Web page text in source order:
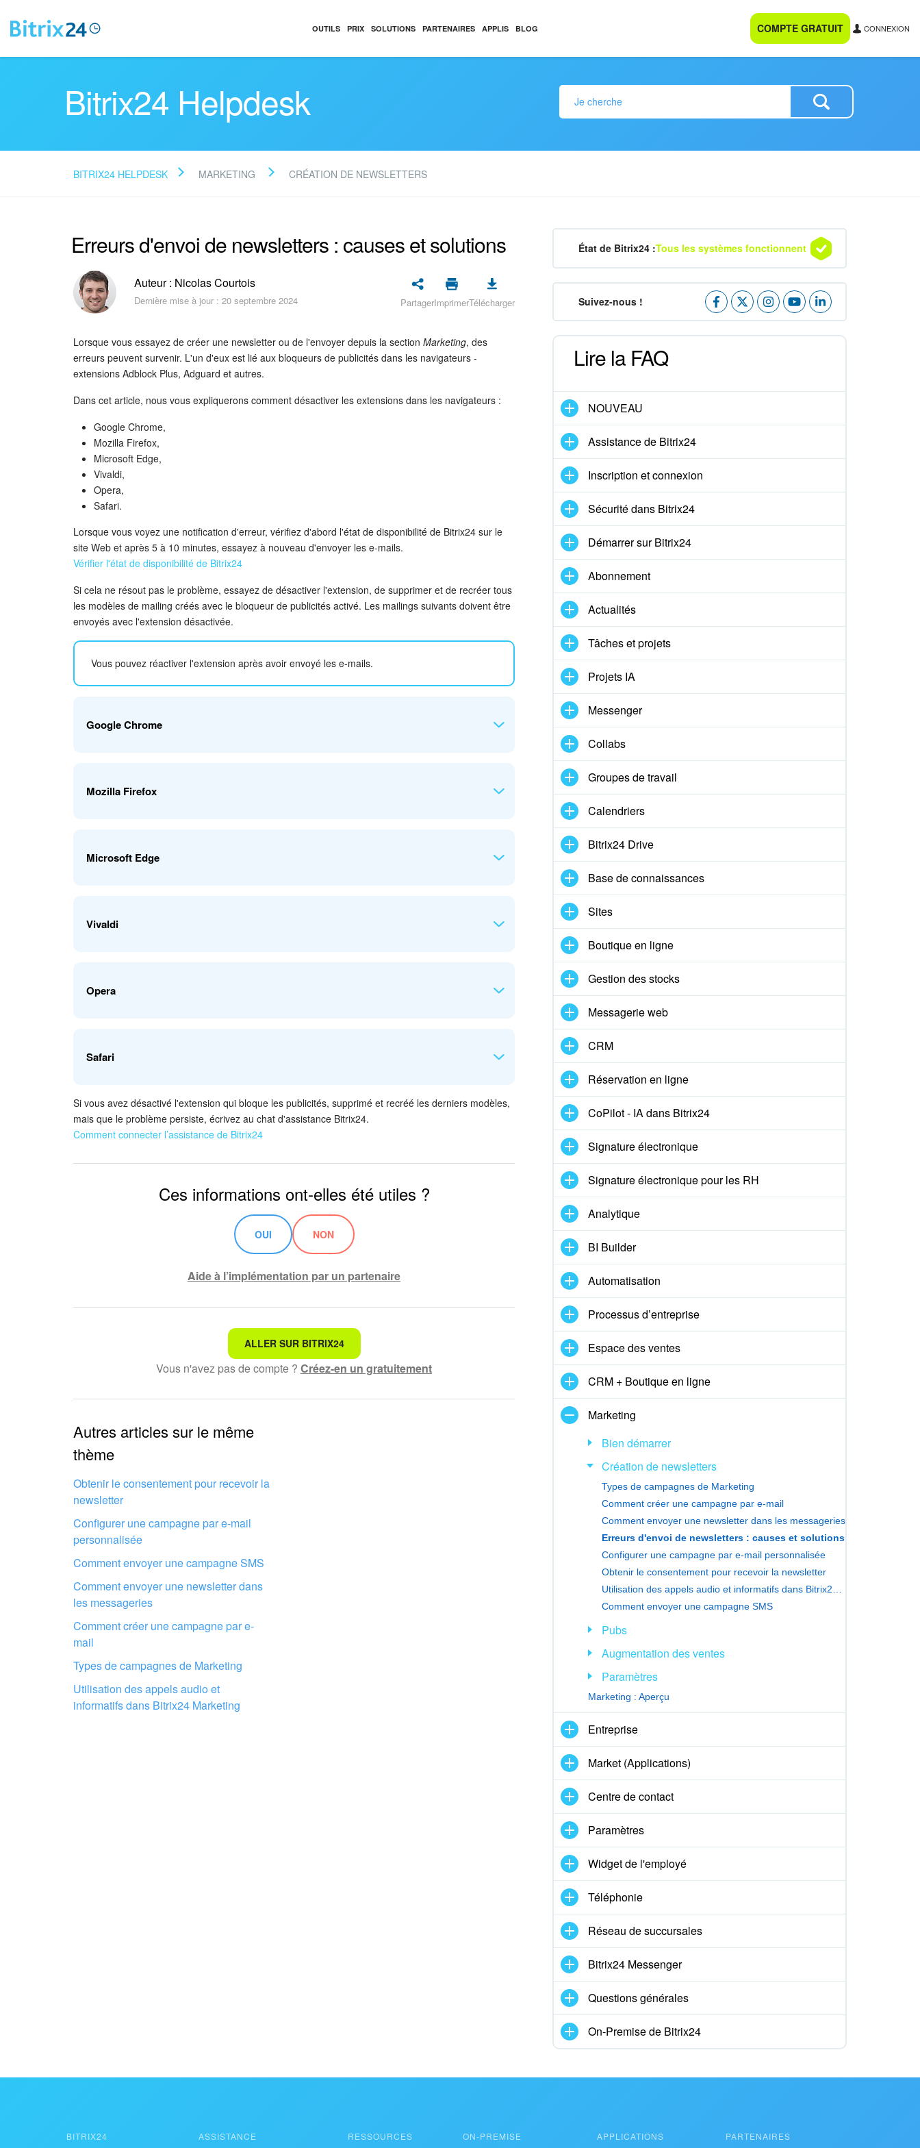
OUTILS PRIX SOLUTIONS PARTENAIRES APPLIS BLOG COMPTE GRATUIT CONNEXION
Bitrix24 Helpdesk
BITRIX24 HELPDESK MARKETING CRÉATION DE NEWSLETTERS
Erreurs d'envoi de newsletters : causes et solutions
Auteur : Nicolas Courtois
Dernière mise à jour : 20 septembre 2024 PartagerImprimerTélécharger
Lorsque vous essayez de créer une newsletter ou de l'envoyer depuis la section Marketing, des
erreurs peuvent survenir. L'un d'eux est lié aux bloqueurs de publicités dans les navigateurs -
extensions Adblock Plus, Adguard et autres.
Dans cet article, nous vous expliquerons comment désactiver les extensions dans les navigateurs :
Google Chrome,
Mozilla Firefox,
Microsoft Edge,
Vivaldi,
Opera,
Safari.
Lorsque vous voyez une notification d'erreur, vérifiez d'abord l'état de disponibilité de Bitrix24 sur le
site Web et après 5 à 10 minutes, essayez à nouveau d'envoyer les e-mails.
Vérifier l'état de disponibilité de Bitrix24
Si cela ne résout pas le problème, essayez de désactiver l'extension, de supprimer et de recréer tous
les modèles de mailing créés avec le bloqueur de publicités activé. Les mailings suivants doivent être
envoyés avec l'extension désactivée.
Vous pouvez réactiver l'extension après avoir envoyé les e-mails.
Google Chrome
Cliquez surTrois points ( ⋮ ) - Extensions - Gérer les extensions
Mozilla Firefox
l'extension qui bloque les publicités et désactivez-la.
Microsoft Edge
extensions
Vivaldi
les publicités et désactivez-la.
Opera
avez besoin.
Safari
Dans les paramètres du navigateur, cliquez sur Safari - Réglages
bloque les publicités et désactivez-la - décochez la case.
Si vous avez désactivé l'extension qui bloque les publicités, supprimé et recréé les derniers modèles,
mais que le problème persiste, écrivez au chat d'assistance Bitrix24.
Comment connecter l’assistance de Bitrix24
Ces informations ont-elles été utiles ?
OUI NON
Aide à l’implémentation par un partenaire
Ce n'est pas ce que je recherche
Les informations sont obsolètes
Faites configurer votre compte Bitrix24
par des professionnels locaux
TROUVER UN PARTENAIRE BITRIX24 À PROXIMITÉ
ALLER SUR BITRIX24
Vous n'avez pas de compte ? Créez-en un gratuitement
Autres articles sur le même
thème
Obtenir le consentement pour recevoir la
newsletter
Configurer une campagne par e-mail
personnalisée
Comment envoyer une campagne SMS
Comment envoyer une newsletter dans
les messageries
Comment créer une campagne par e-
mail
Types de campagnes de Marketing
Utilisation des appels audio et
informatifs dans Bitrix24 Marketing
État de Bitrix24 :Tous les systèmes fonctionnent
Suivez-nous !
Lire la FAQ
NOUVEAU
Assistance de Bitrix24
Inscription et connexion
Sécurité dans Bitrix24
Démarrer sur Bitrix24
Abonnement
Actualités
Tâches et projets
Projets IA
Messenger
Collabs
Groupes de travail
Calendriers
Bitrix24 Drive
Base de connaissances
Sites
Boutique en ligne
Gestion des stocks
Messagerie web
CRM
Réservation en ligne
CoPilot - IA dans Bitrix24
Signature électronique
Signature électronique pour les RH
Analytique
BI Builder
Automatisation
Processus d’entreprise
Espace des ventes
CRM + Boutique en ligne
Marketing
Bien démarrer
Création de newsletters
Types de campagnes de Marketing
Comment créer une campagne par e-mail
Comment envoyer une newsletter dans les messageries
Erreurs d'envoi de newsletters : causes et solutions
Configurer une campagne par e-mail personnalisée
Obtenir le consentement pour recevoir la newsletter
Comment envoyer une campagne SMS
Pubs
Augmentation des ventes
Paramètres
Marketing : Aperçu
Entreprise
Market (Applications)
Centre de contact
Paramètres
Widget de l'employé
Téléphonie
Réseau de succursales
Bitrix24 Messenger
Questions générales
On-Premise de Bitrix24
BITRIX24 ASSISTANCE RESSOURCES ON-PREMISE APPLICATIONS PARTENAIRES